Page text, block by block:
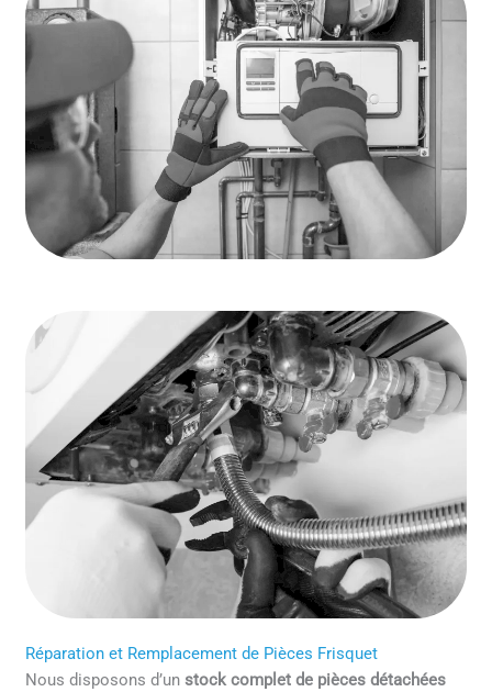
Réparation et Remplacement de Pièces Frisquet
Nous disposons d’unstock complet de pièces détachées